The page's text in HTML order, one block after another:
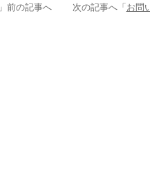
」前の記事へ 次の記事へ「 お問